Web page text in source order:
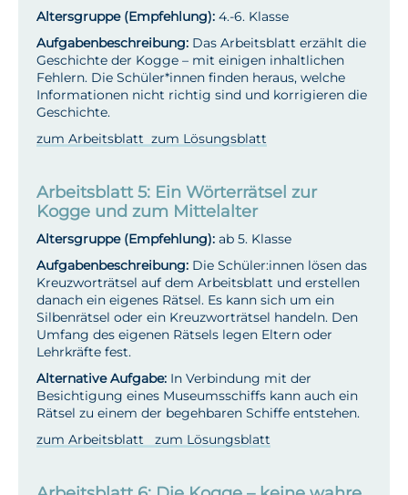
Altersgruppe (Empfehlung): 4.-6. Klasse
Aufgabenbeschreibung: Das Arbeitsblatt erzählt die
Geschichte der Kogge – mit einigen inhaltlichen
Fehlern. Die Schüler*innen finden heraus, welche
Informationen nicht richtig sind und korrigieren die
Geschichte.
zum Arbeitsblatt zum Lösungsblatt
Arbeitsblatt 5: Ein Wörterrätsel zur
Kogge und zum Mittelalter
Altersgruppe (Empfehlung): ab 5. Klasse
Aufgabenbeschreibung: Die Schüler:innen lösen das
Kreuzworträtsel auf dem Arbeitsblatt und erstellen
danach ein eigenes Rätsel. Es kann sich um ein
Silbenrätsel oder ein Kreuzworträtsel handeln. Den
Umfang des eigenen Rätsels legen Eltern oder
Lehrkräfte fest.
Alternative Aufgabe: In Verbindung mit der
Besichtigung eines Museumsschiffs kann auch ein
Rätsel zu einem der begehbaren Schiffe entstehen.
zum Arbeitsblatt zum Lösungsblatt